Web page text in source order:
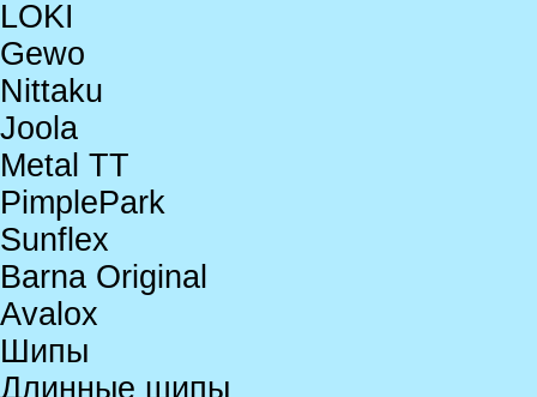
LOKI
Gewo
Nittaku
Joola
Metal TT
PimplePark
Sunflex
Barna Original
Avalox
Шипы
Длинные шипы